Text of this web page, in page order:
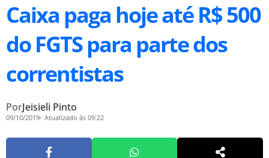
Caixa paga hoje até R$ 500
do FGTS para parte dos
correntistas
PorJeisieli Pinto
09/10/2019 Atualizado às 09:22